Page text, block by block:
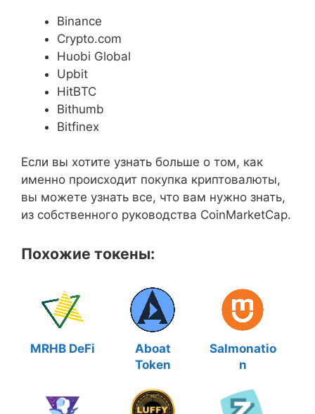
Binance
Crypto.com
Huobi Global
Upbit
HitBTC
Bithumb
Bitfinex
Если вы хотите узнать больше о том, как
именно происходит покупка криптовалюты,
вы можете узнать все, что вам нужно знать,
из собственного руководства CoinMarketCap.
Похожие токены:
MRHB DeFi
Aboat
Token
Salmonatio
n